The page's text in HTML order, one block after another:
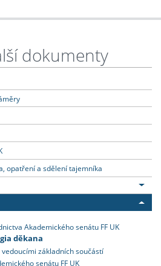
dokumenty
opatření a sdělení tajemníka
Akademického senátu FF UK
děkana
základních součástí
senátu FF UK